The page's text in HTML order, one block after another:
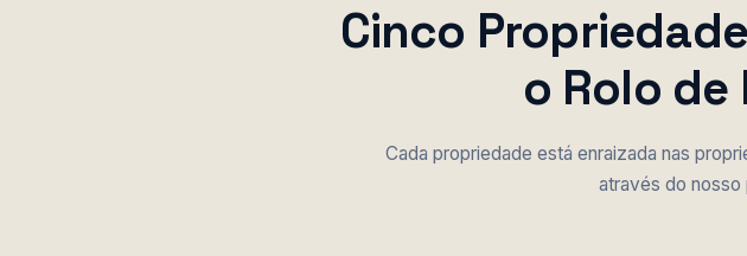
Cinco
o Rolo
Cada propriedade está enraizada nas
através do